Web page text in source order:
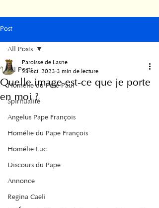
Post
All Posts
Homélie du Père Paul
Spiritualité
Angelus Pape François
Homélie du Pape François
Homélie Luc
Discours du Pape
Annonce
Regina Caeli
All Posts
Quelle image est-ce que je porte
en moi ?
Paroisse de Lasne
23 oct. 2023 3 min de lecture